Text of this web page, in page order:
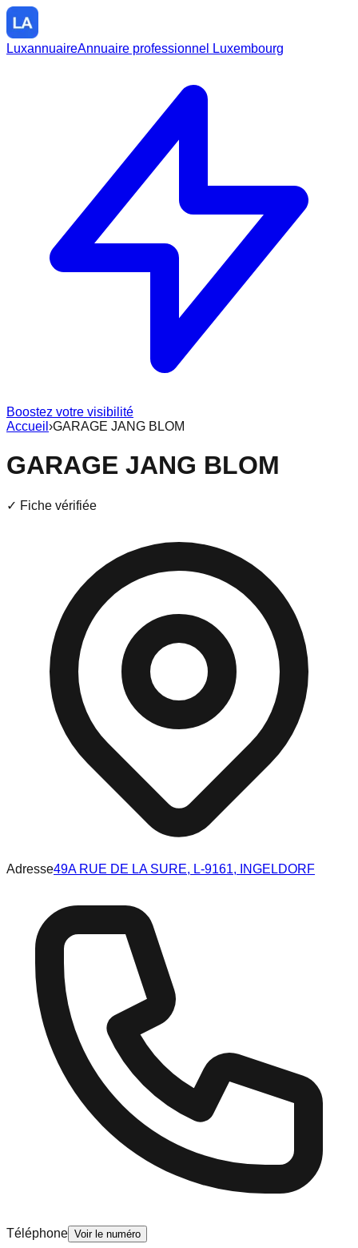
LuxannuaireAnnuaire professionnel Luxembourg
Boostez votre visibilité
Accueil ›GARAGE JANG BLOM
GARAGE JANG BLOM
✓ Fiche vérifiée
Adresse49A RUE DE LA SURE, L-9161, INGELDORF
Téléphone Voir le numéro